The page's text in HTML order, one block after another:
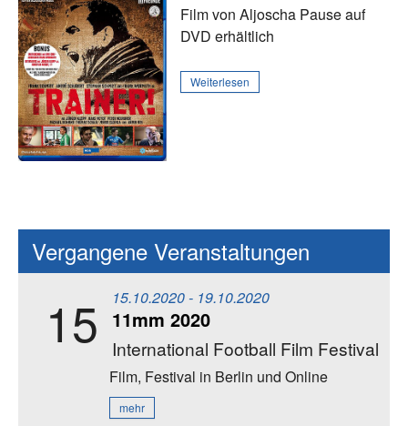
Film von Aljoscha Pause auf
DVD erhältlich
Weiterlesen
Vergangene Veranstaltungen
15 15.10.2020 - 19.10.2020
11mm 2020
International Football Film Festival
Film, Festival in Berlin und Online
mehr